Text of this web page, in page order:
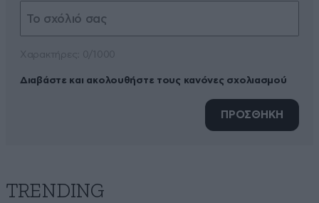
Διαβάστε και ακολουθήστε τους κανόνες σχολιασμού
ΠΡΟΣΘΗΚΗ
TRENDING